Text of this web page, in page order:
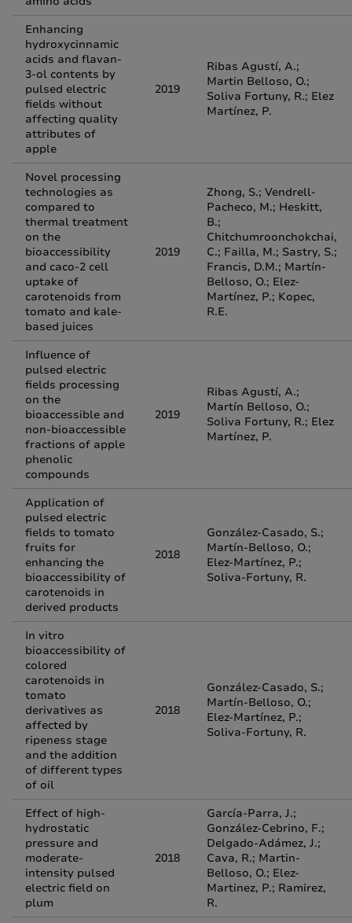
Enhancing
hydroxycinnamic
acids and flavan-
3-ol contents by
pulsed electric
fields without
affecting quality
attributes of
apple
2019
Ribas Agustí, A.;
Martin Belloso, O.;
Soliva Fortuny, R.; Elez
Martínez, P.
Novel processing
technologies as
compared to
thermal treatment
on the
bioaccessibility
and caco‑2 cell
uptake of
carotenoids from
tomato and kale-
based juices
2019
Zhong, S.; Vendrell-
Pacheco, M.; Heskitt,
B.;
Chitchumroonchokchai,
C.; Failla, M.; Sastry, S.;
Francis, D.M.; Martín-
Belloso, O.; Elez-
Martínez, P.; Kopec,
R.E.
Influence of
pulsed electric
fields processing
on the
bioaccessible and
non-bioaccessible
fractions of apple
phenolic
compounds
2019
Ribas Agustí, A.;
Martín Belloso, O.;
Soliva Fortuny, R.; Elez
Martínez, P.
Application of
pulsed electric
fields to tomato
fruits for
enhancing the
bioaccessibility of
carotenoids in
derived products
2018
González-Casado, S.;
Martín-Belloso, O.;
Elez-Martínez, P.;
Soliva-Fortuny, R.
In vitro
bioaccessibility of
colored
carotenoids in
tomato
derivatives as
affected by
ripeness stage
and the addition
of different types
of oil
2018
González-Casado, S.;
Martín-Belloso, O.;
Elez-Martínez, P.;
Soliva-Fortuny, R.
Effect of high-
hydrostatic
pressure and
moderate-
intensity pulsed
electric field on
plum
2018
García-Parra, J.;
González-Cebrino, F.;
Delgado-Adámez, J.;
Cava, R.; Martin-
Belloso, O.; Elez-
Martinez, P.; Ramirez,
R.